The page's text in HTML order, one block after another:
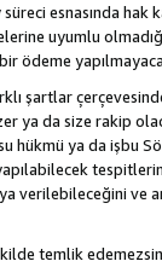
esnasında hak
uyumlu
ödeme
şartlar
ya da size rakip
ya da işbu
verilebileceğini ve
temlik